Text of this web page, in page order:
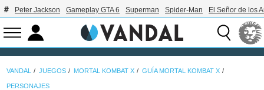
Peter Jackson Gameplay GTA 6 Superman Spider-Man El Señor de los
VANDAL JUEGOS MORTAL KOMBAT X GUÍA MORTAL KOMBAT X
PERSONAJES